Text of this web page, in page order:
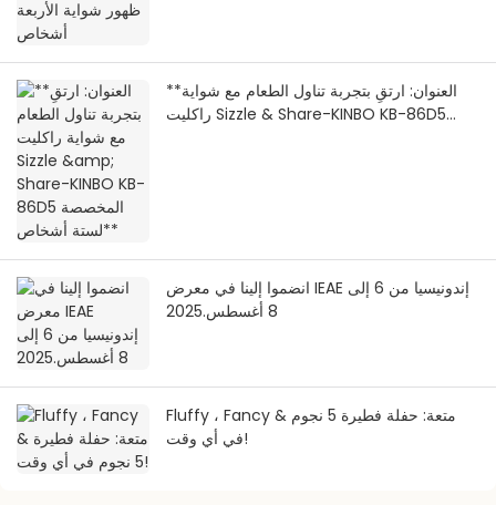
**العنوان: ارتقِ بتجربة تناول الطعام مع شواية
راكليت Sizzle & Share-KINBO KB-86D5
انضموا إلينا في معرض IEAE إندونيسيا من 6 إلى
8 أغسطس.2025
Fluffy ، Fancy & متعة: حفلة فطيرة 5 نجوم
في أي وقت!